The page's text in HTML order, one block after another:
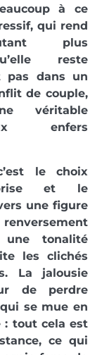
à ce
qui rend
plus
reste
pas dans un
de couple,
véritable
enfers
le choix
et le
une figure
tonalité
les clichés
La jalousie
de perdre
se mue en
: tout cela est
ce qui